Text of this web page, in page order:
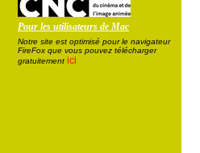
Pour les utilisateurs de Mac
Notre site est optimisé pour le navigateur
FireFox que vous pouvez télécharger
gratuitement ici